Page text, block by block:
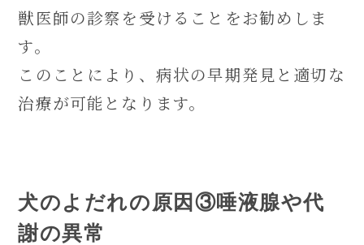
獣医師の診察を受けることをお勧めしま
す。
このことにより、病状の早期発見と適切な
治療が可能となります。
犬のよだれの原因③唾液腺や代
謝の異常